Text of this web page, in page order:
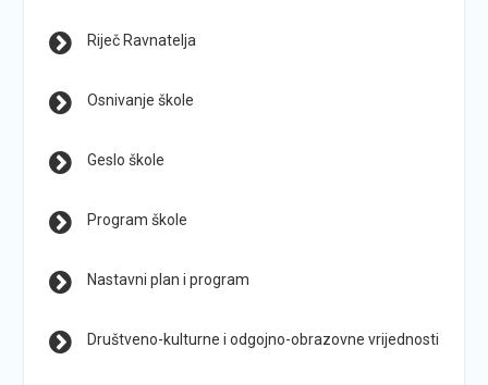
Riječ Ravnatelja
Osnivanje škole
Geslo škole
Program škole
Nastavni plan i program
Društveno-kulturne i odgojno-obrazovne vrijednosti